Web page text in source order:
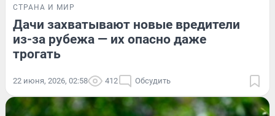
СТРАНА И МИР
Дачи захватывают новые вредители
из-за рубежа — их опасно даже
трогать
22 июня, 2026, 02:58 412 Обсудить